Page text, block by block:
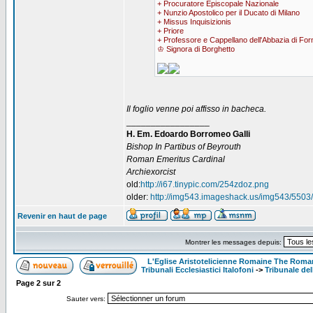
+ Procuratore Episcopale Nazionale
+ Nunzio Apostolico per il Ducato di Milano
+ Missus Inquisizionis
+ Priore
+ Professore e Cappellano dell'Abbazia di
♔ Signora di Borghetto
Il foglio venne poi affisso in bacheca.
H. Em. Edoardo Borromeo Galli
Bishop In Partibus of Beyrouth
Roman Emeritus Cardinal
Archiexorcist
old:http://i67.tinypic.com/254zdoz.png
older: http://img543.imageshack.us/img543/
Revenir en haut de page
Montrer les messages depuis:
L'Eglise Aristotelicienne Romaine The
Tribunali Ecclesiastici Italofoni -> Tribunale
Page 2 sur2
Sauter vers: